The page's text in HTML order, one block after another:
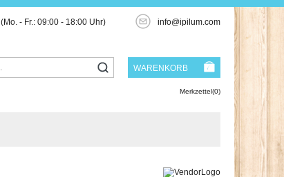
(Mo. - Fr.: 09:00 - 18:00 Uhr) info@ipilum.com
WARENKORB
Merkzettel(0)